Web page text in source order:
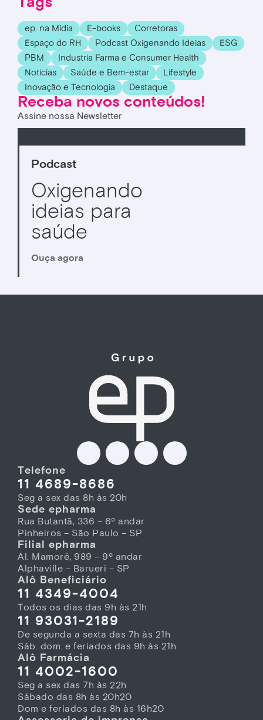
ep. na Mídia E-books
Corretoras
Espaço do RH
Podcast Oxigenando Ideias
ESG
PBM
Industria Farma e Consumer Health
Noticias
Saúde e Bem-estar
Lifestyle
Inovação e Tecnologia
Destaque
Receba novos conteúdos!
Assine nossa Newsletter
Podcast
Oxigenando
ideias para
saúde
Ouça agora
Telefone
11 4689-8686
Seg a sex das 8h às 20h
Sede epharma
Rua Butantã, 336 – 6º andar
Pinheiros – São Paulo – SP
Filial epharma
Al. Mamoré, 989 – 9º andar
Alphaville – Barueri – SP
Alô Beneficiário
11 4349-4004
Todos os dias das 9h às 21h
11 93031-2189
De segunda a sexta das 7h às 21h
Sáb. dom. e feriados das 9h às 21h
Alô Farmácia
11 4002-1600
Seg a sex das 7h às 22h
Sábado das 8h às 20h20
Dom e feriados das 8h às 16h20